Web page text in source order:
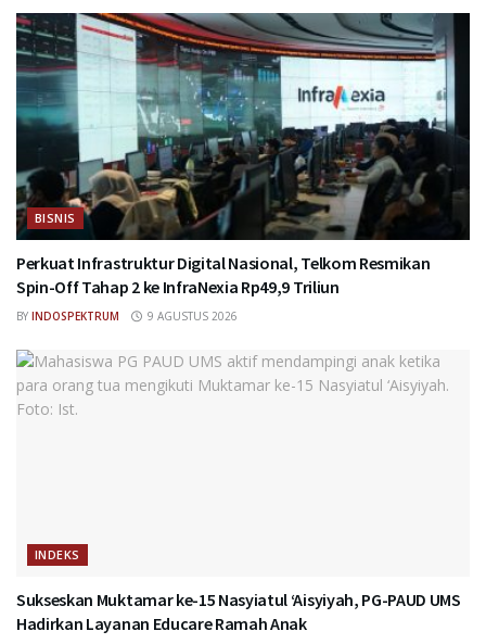
BISNIS
Perkuat Infrastruktur Digital Nasional, Telkom Resmikan
Spin-Off Tahap 2 ke InfraNexia Rp49,9 Triliun
BY INDOSPEKTRUM 9 AGUSTUS 2026
INDEKS
Sukseskan Muktamar ke-15 Nasyiatul ‘Aisyiyah, PG-PAUD UMS
Hadirkan Layanan Educare Ramah Anak